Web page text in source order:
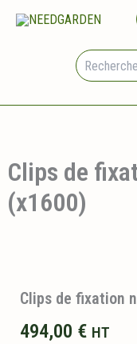
Clips de
(x1600)
Clips de fixation
494,00 € HT